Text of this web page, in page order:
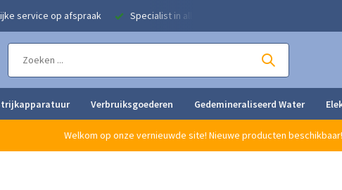
service op afspraak Specialist in alle strijkoplossingen
Verbruiksgoederen Gedemineraliseerd Water
Welkom op onze vernieuwde site! Nieuwe producten beschikbaar!